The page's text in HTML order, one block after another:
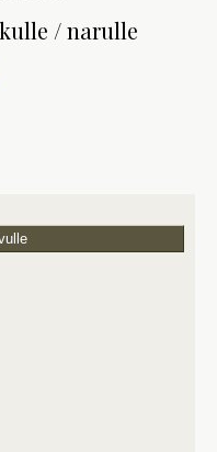
/ narulle